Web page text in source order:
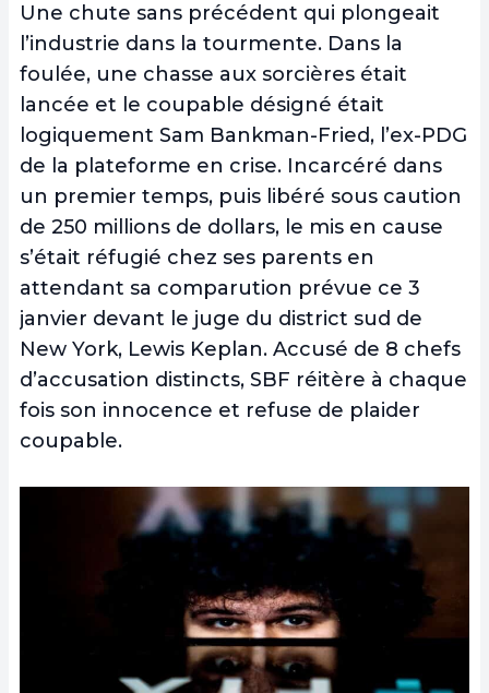
Une chute sans précédent qui plongeait
l’industrie dans la tourmente. Dans la
foulée, une chasse aux sorcières était
lancée et le coupable désigné était
logiquement Sam Bankman-Fried, l’ex-PDG
de la plateforme en crise. Incarcéré dans
un premier temps, puis libéré sous caution
de 250 millions de dollars, le mis en cause
s’était réfugié chez ses parents en
attendant sa comparution prévue ce 3
janvier devant le juge du district sud de
New York, Lewis Keplan. Accusé de 8 chefs
d’accusation distincts, SBF réitère à chaque
fois son innocence et refuse de plaider
coupable.